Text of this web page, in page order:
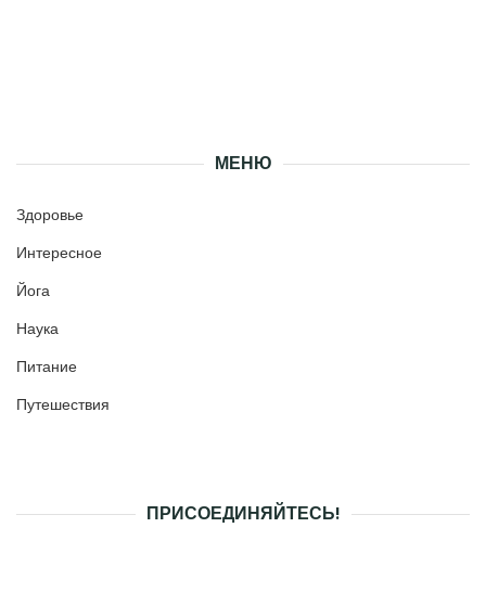
МЕНЮ
Здоровье
Интересное
Йога
Наука
Питание
Путешествия
ПРИСОЕДИНЯЙТЕСЬ!